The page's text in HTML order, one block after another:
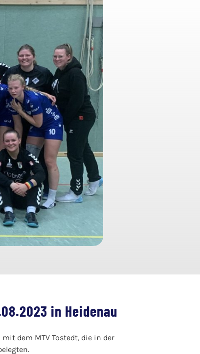
in Heidenau
dem MTV Tostedt, die in der